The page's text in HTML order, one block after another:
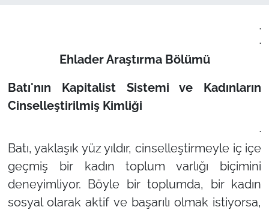
.
.
Ehlader Araştırma Bölümü
Batı'nın Kapitalist Sistemi ve Kadınların
Cinselleştirilmiş Kimliği
.
Batı, yaklaşık yüz yıldır, cinselleştirmeyle iç içe
geçmiş bir kadın toplum varlığı biçimini
deneyimliyor. Böyle bir toplumda, bir kadın
sosyal olarak aktif ve başarılı olmak istiyorsa,